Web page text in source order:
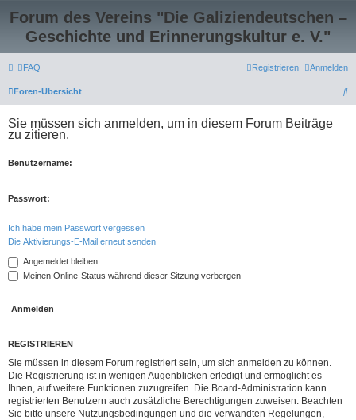
Forum des Vereins "Die Galiziendeutschen –
Geschichte und Erinnerungskultur e. V."
FAQ Anmelden
Registrieren
Foren-Übersicht
S
Sie müssen sich anmelden, um in diesem Forum Beiträge
zu zitieren.
Benutzername:
Passwort:
Ich habe mein Passwort vergessen
Die Aktivierungs-E-Mail erneut senden
Angemeldet bleiben
Meinen Online-Status während dieser Sitzung verbergen
REGISTRIEREN
Sie müssen in diesem Forum registriert sein, um sich anmelden zu können.
Die Registrierung ist in wenigen Augenblicken erledigt und ermöglicht es
Ihnen, auf weitere Funktionen zuzugreifen. Die Board-Administration kann
registrierten Benutzern auch zusätzliche Berechtigungen zuweisen. Beachten
Sie bitte unsere Nutzungsbedingungen und die verwandten Regelungen,